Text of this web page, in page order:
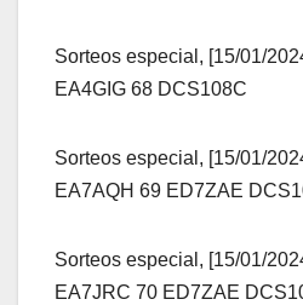
Sorteos especial, [15/01/
EA4GIG 68 DCS108C
Sorteos especial, [15/01/
EA7AQH 69 ED7ZAE
Sorteos especial, [15/01/
EA7JRC 70 ED7ZAE